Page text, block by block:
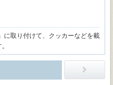
に取り付けて、クッカーなどを載